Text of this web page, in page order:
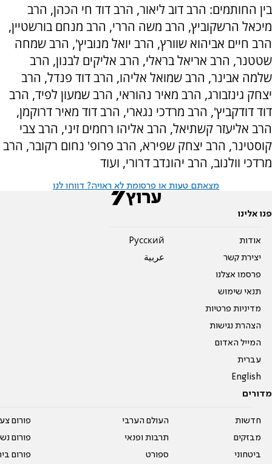
בין החותמים: הרב דוב ליאור, הרב דוד חי הכהן, הרב
מיכאל הרשקוביץ, הרב משה הררי, הרב מנחם בורשטיין,
הרב חיים אביהוא שוורץ, הרב יואל מנוביץ', הרב שמחה
שטטנר, הרב אריאל בראלי, הרב אליקים לבנון, הרב
שלמה אבינר, הרב שמואל אליהו, הרב דוד פנדל, הרב
יצחק גינזבורג, הרב מאיר נהוראי, הרב שמעון לפיד, הרב
דוד דודקביץ', הרב מרדכי נגארי, הרב דוד מאיר דרוקמן,
הרב אליעזר קשתיאל, הרב אליהו רחמים זיני, הרב צבי
קוסטינר, הרב יצחק שפירא, הרב פרופ' נחום רקובר, הרב
מרדכי וולנוב, הרב יהונדב דרורי, ועוד
מצאתם טעות או פרסומת לא ראויה? דווחו לנו
פנו אלינו
אודות
יצירת קשר
פרסמו אצלנו
תנאי שימוש
מדיניות פרטיות
הצהרת נגישות
המייל האדום
עברית
English
Pусский
عربية
מדורים
חדשות
מבזקים
ביטחוני
העולם הערבי
תרבות ופנאי
ספורט
פורום
פורום
פורום